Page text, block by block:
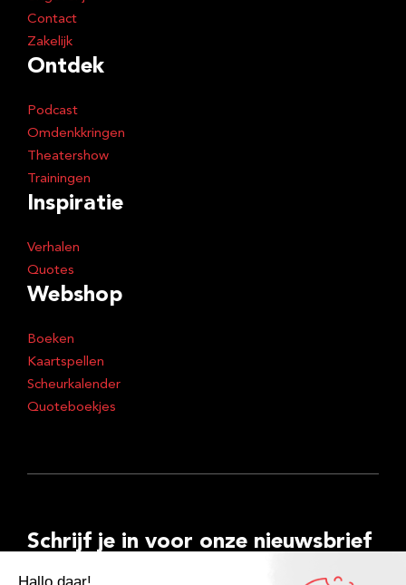
Contact
Zakelijk
Ontdek
Podcast
Omdenkkringen
Theatershow
Trainingen
Inspiratie
Verhalen
Quotes
Webshop
Boeken
Kaartspellen
Scheurkalender
Quoteboekjes
Schrijf je in voor onze nieuwsbrief